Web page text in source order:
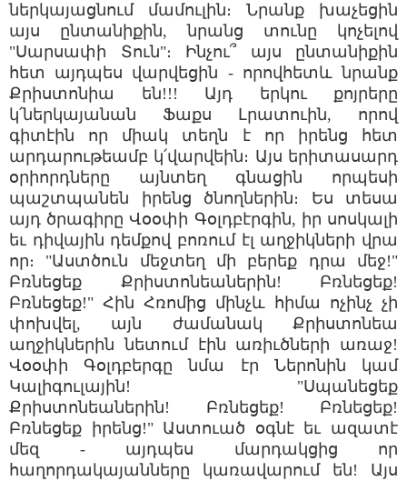
ներկայացնում մամուլին։ Նրանք խաչեցին
այս ընտանիքին, նրանց տունը կոչելով
"Սարսափի Տուն"։ Ինչու՞ այս ընտանիքին
հետ այդպես վարվեցին - որովհետև նրանք
Քրիստոնիա են!!! Այդ երկու քոյրերը
կ՛ներկայանան Ֆաքս Լրատուին, որով
գիտէին որ միակ տեղն է որ իրենց հետ
արդարութեամբ կ՛վարվեին։ Այս երիտասարդ
օրիորդները այնտեղ գնացին որպեսի
պաշտպանեն իրենց ծնողներին։ Ես տեսա
այդ ծրագիրը Վօօփի Գօլդբէրգին, իր սոսկալի
եւ դիվային դեմքով բոռում էլ աղջիկների վրա
որ։ "Աստծուն մեջտեղ մի բերեք դրա մեջ!"
Բռնեցեք Քրիստոնեաներին! Բռնեցեք!
Բռնեցեք!" Հին Հռոմից մինչև հիմա ոչինչ չի
փոխվել, այն ժամանակ Քրիստոնեա
աղջիկներին նետում էին առիւծների առաջ!
Վօօփի Գօլդբերգը նմա էր Ներոնին կամ
Կալիգուլային! "Սպանեցեք
Քրիստոնեաներին! Բռնեցեք! Բռնեցեք!
Բռնեցեք իրենց!" Աստուած օգնէ եւ ազատէ
մեզ - այդպես մարդակցից որ
հաղորդակայանները կառավարում են! Այս